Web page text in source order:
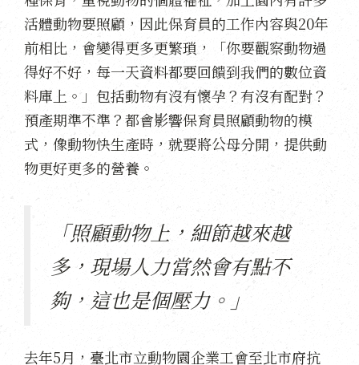
活體動物要照顧，因此保育員的工作內容與20年
前相比，會變得更多更繁瑣，「你要觀察動物過
得好不好，每一天資料都要回饋到我們的數位資
料庫上。」包括動物有沒有懷孕？有沒有配對？
預產期準不準？都會影響保育員照顧動物的模
式，像動物快生產時，就要將公母分開，提供動
物更好更多的營養。
「照顧動物上，細節越來越
多，現場人力當然會有點不
夠，這也是個壓力。」
去年5月，臺北市立動物園企業工會至北市府抗